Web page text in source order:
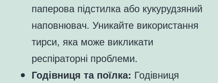
паперова підстилка або кукурудзяний
наповнювач. Уникайте використання
тирси, яка може викликати
респіраторні проблеми.
Годівниця та поїлка: Годівниця